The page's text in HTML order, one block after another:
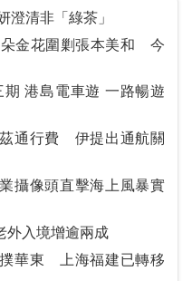
字得意 郭柏妍澄清非「綠茶」
金花圍剿張本美和 今
期 港島電車遊 一路暢遊
通行費 伊提出通航關
攝像頭直擊海上風暴實
入境增逾兩成
華東 上海福建已轉移